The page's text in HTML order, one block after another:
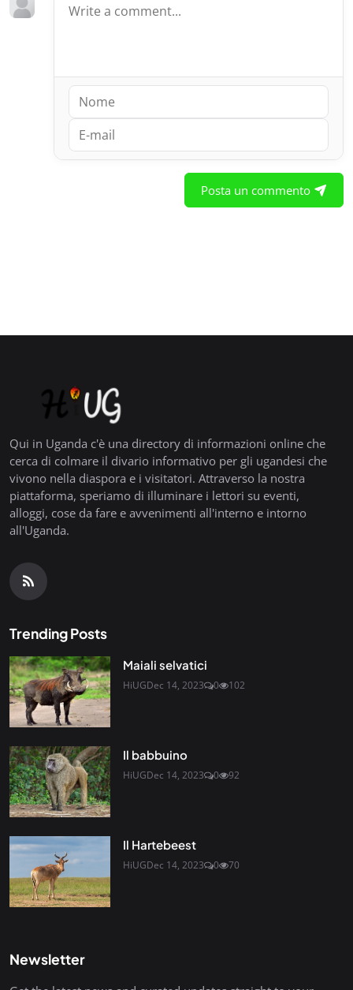
Posta un commento
Qui in Uganda c'è una directory di informazioni online che
cerca di colmare il divario informativo per gli ugandesi che
vivono nella diaspora e i visitatori. Attraverso la nostra
piattaforma, speriamo di illuminare i lettori su eventi,
alloggi, cose da fare e avvenimenti all'interno e intorno
all'Uganda.
Trending Posts
Maiali selvatici
HiUGDec 14, 2023 0 102
Il babbuino
HiUGDec 14, 2023 0 92
Il Hartebeest
HiUGDec 14, 2023 0 70
Newsletter